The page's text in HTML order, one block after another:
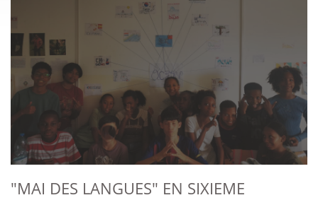
"MAI DES LANGUES" EN SIXIEME